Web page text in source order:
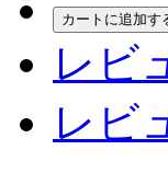
カートに追加す
レビ
レビ